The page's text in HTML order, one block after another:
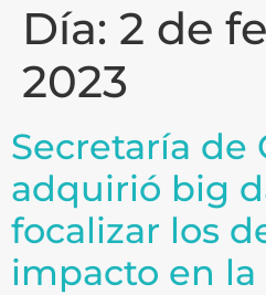
Día: 2 de
2023
Secretaría de
adquirió big
focalizar los
impacto en la